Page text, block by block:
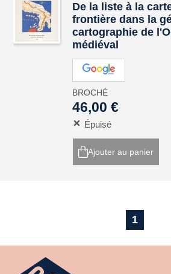
De la liste à la
frontière dans la
cartographie de
médiéval
BROCHÉ
46,00 €
Épuisé
Ajouter au panier
1